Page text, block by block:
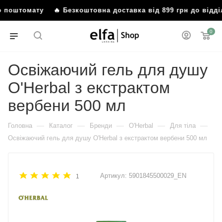
поштомату 🔥 Безкоштовна доставка від 899 грн до
0
Освіжаючий гель для душу
O'Herbal з екстрактом
вербени 500 мл
Головна — Каталог — Бренди — O'Herbal — Для тіла —
Освіжаючий гель для душу O'Herbal з екстрактом вербени 500 мл
1 Артикул: 5901845500029_EN